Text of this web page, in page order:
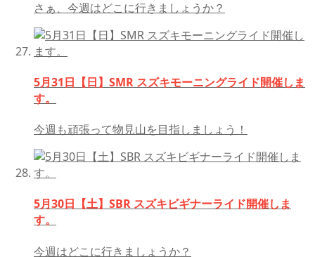
さぁ、今週はどこに行きましょうか？
5月31日【日】SMR スズキモーニングライド開催しま
す。
今週も頑張って物見山を目指しましょう！
5月30日【土】SBR スズキビギナーライド開催しま
す。
今週はどこに行きましょうか？